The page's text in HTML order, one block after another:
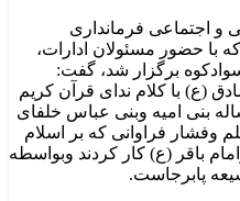
اجتماعی فرمانداری
با حضور مسئولان ادارات،
برگزار شد، گفت:
(ع) با کلام ندای قرآن کریم
بگیریم درطول حکومت ۷٠ ساله بنی امیه وبنی عباس خلفای
وفشار فراوانی که بر اسلام
باقر (ع) کار کردند وبواسطه
پابرجاست.